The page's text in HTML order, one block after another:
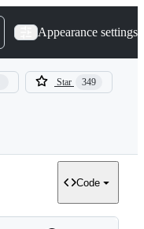
Appearance settings
Star 349
Code